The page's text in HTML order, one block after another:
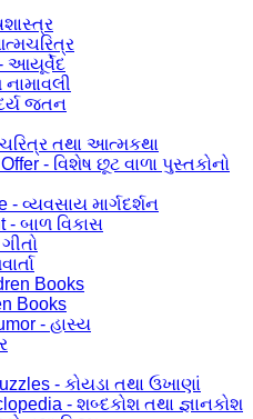
આયૂર્વેદ
જતન
તથા આત્મકથા
- વિશેષ છૂટ વાળા પુસ્તકોનો
- વ્યવસાય માર્ગદર્શન
- બાળ વિકાસ
Books
Books
- હાસ્ય
- કોયડા તથા ઉખાણાં
- શબ્દકોશ તથા જ્ઞાનકોશ